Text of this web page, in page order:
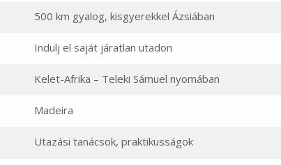
500 km gyalog, kisgyerekkel Ázsiában
Indulj el saját járatlan utadon
Kelet-Afrika – Teleki Sámuel nyomában
Madeira
Utazási tanácsok, praktikusságok